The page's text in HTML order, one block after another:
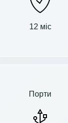
12 міс
Порти